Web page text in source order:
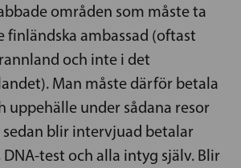
områden som måste ta
finländska ambassad (oftast
och inte i det
Man måste därför betala
uppehälle under sådana resor
sedan blir intervjuad betalar
test och alla intyg själv. Blir